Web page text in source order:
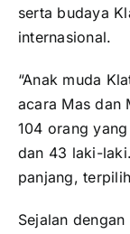
serta budaya
internasional.
“Anak muda
acara Mas dan
104 orang
dan 43 laki-
panjang,
Sejalan